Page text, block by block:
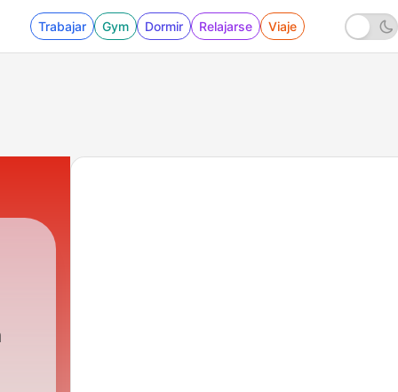
Trabajar Gym Dormir Relajarse Viaje